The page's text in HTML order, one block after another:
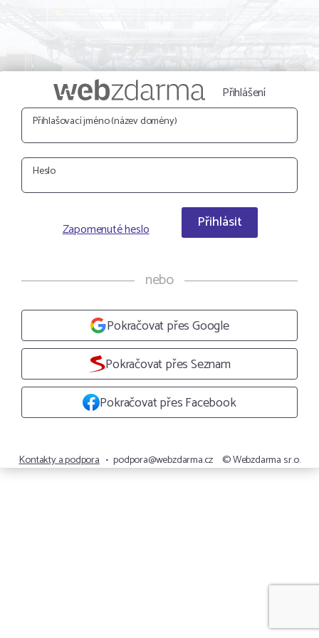
Přihlášení
Přihlašovací jméno (název domény)
Heslo
Zapomenuté heslo Přihlásit
nebo
Pokračovat přes Google
Pokračovat přes Seznam
Pokračovat přes Facebook
Kontakty a podpora • podpora@webzdarma.cz © Webzdarma s.r.o.